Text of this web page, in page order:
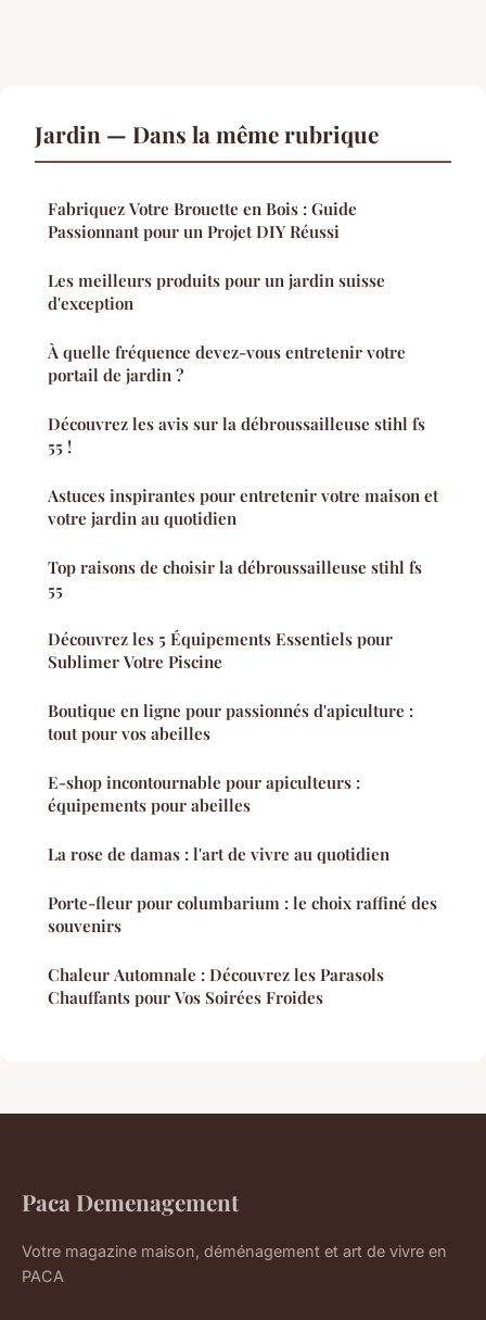
Jardin — Dans la même rubrique
Fabriquez Votre Brouette en Bois : Guide
Passionnant pour un Projet DIY Réussi
Les meilleurs produits pour un jardin suisse
d'exception
À quelle fréquence devez-vous entretenir votre
portail de jardin ?
Découvrez les avis sur la débroussailleuse stihl fs
55 !
Astuces inspirantes pour entretenir votre maison et
votre jardin au quotidien
Top raisons de choisir la débroussailleuse stihl fs
55
Découvrez les 5 Équipements Essentiels pour
Sublimer Votre Piscine
Boutique en ligne pour passionnés d'apiculture :
tout pour vos abeilles
E-shop incontournable pour apiculteurs :
équipements pour abeilles
La rose de damas : l'art de vivre au quotidien
Porte-fleur pour columbarium : le choix raffiné des
souvenirs
Chaleur Automnale : Découvrez les Parasols
Chauffants pour Vos Soirées Froides
Paca Demenagement
Votre magazine maison, déménagement et art de vivre en
PACA